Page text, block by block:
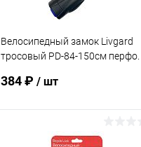
Велосипедный замок Livgard
тросовый PD-84-150см перфо.
384 ₽ / шт
В корзину